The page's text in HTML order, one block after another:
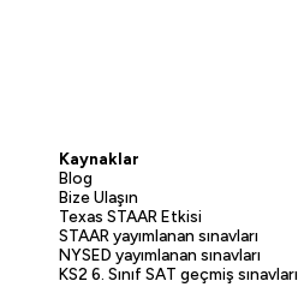
Kaynaklar
Blog
Bize Ulaşın
Texas STAAR Etkisi
STAAR yayımlanan sınavları
NYSED yayımlanan sınavları
KS2 6. Sınıf SAT geçmiş sınavları